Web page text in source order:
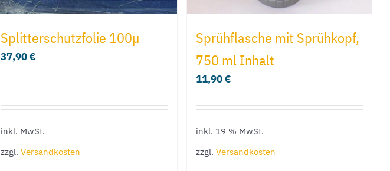
Splitterschutzfolie 100µ
37,90€
inkl. MwSt.
zzgl.Versandkosten
Sprühflasche mit Sprühkopf,
750 ml Inhalt
11,90€
inkl. 19 % MwSt.
zzgl. Versandkosten